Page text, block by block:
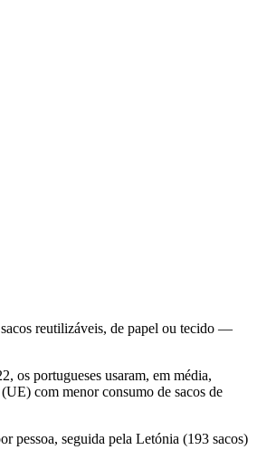
sacos reutilizáveis, de papel ou tecido —
os portugueses usaram, em média,
com menor consumo de sacos de
pessoa, seguida pela Letónia (193 sacos)